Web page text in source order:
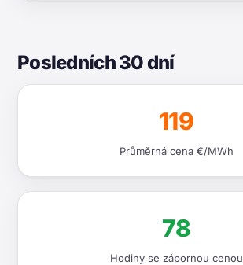
Posledních 30 dní
119
Průměrná cena €/MWh
78
Hodiny se zápornou cenou